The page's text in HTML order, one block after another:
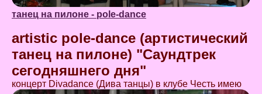
танец на пилоне - pole-dance
artistic pole-dance (артистический
танец на пилоне) "Саундтрек
сегодняшнего дня"
концерт Divadance (Дива танцы) в клубе Честь имею